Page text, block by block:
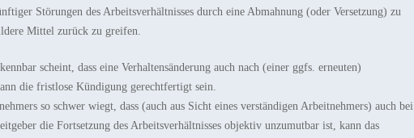
Störungen des Arbeitsverhältnisses durch eine Abmahnung (oder Versetzung) zu
Mittel zurück zu greifen.
scheint, dass eine Verhaltensänderung auch nach (einer ggfs. erneuten)
die fristlose Kündigung gerechtfertigt sein.
so schwer wiegt, dass (auch aus Sicht eines verständigen Arbeitnehmers) auch bei
die Fortsetzung des Arbeitsverhältnisses objektiv unzumutbar ist, kann das